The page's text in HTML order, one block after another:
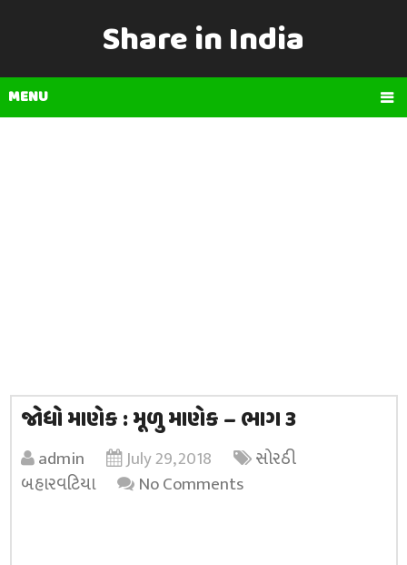
Share in India
MENU
જોધો માણેક : મૂળુ માણેક – ભાગ 3
admin July 29, 2018
સોરઠી
બહારવટિયા
No Comments